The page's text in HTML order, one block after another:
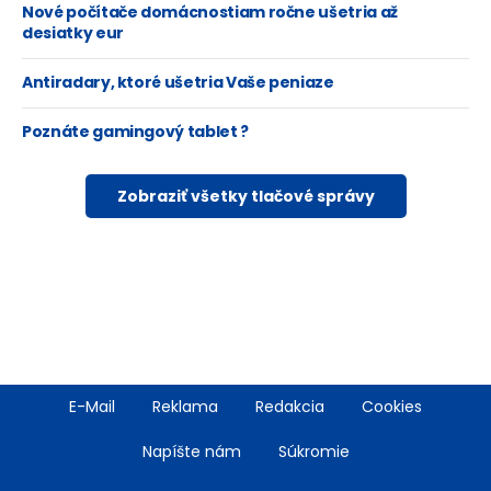
Nové počítače domácnostiam ročne ušetria až
desiatky eur
Antiradary, ktoré ušetria Vaše peniaze
Poznáte gamingový tablet ?
Zobraziť všetky tlačové správy
FooterE-Mail Reklama Redakcia Cookies
Napíšte nám Súkromie